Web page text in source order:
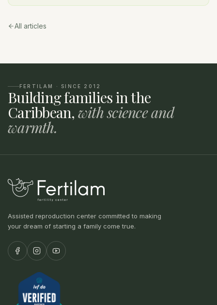
All articles
FERTILAM · SINCE 2012
Building families in the
Caribbean, with science and
warmth.
Assisted reproduction center committed to making
your dream of starting a family come true.